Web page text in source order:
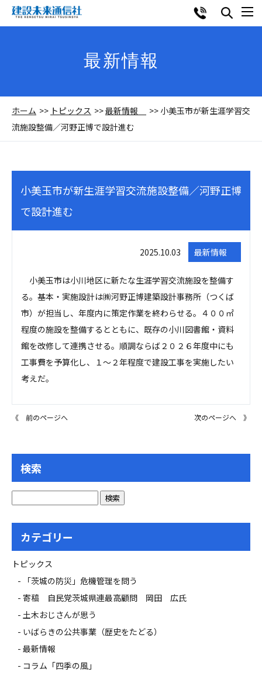
最新情報
ホーム トピックス 最新情報
小美玉市が新生涯学習交
流施設整備／河野正博で設計進む
小美玉市が新生涯学習交流施設整備／河野正博
で設計進む
2025.10.03 最新情報
小美玉市は小川地区に新たな生涯学習交流施設を整備す
る。基本・実施設計は㈱河野正博建築設計事務所（つくば
市）が担当し、年度内に策定作業を終わらせる。４００㎡
程度の施設を整備するとともに、既存の小川図書館・資料
館を改修して連携させる。順調ならば２０２６年度中にも
工事費を予算化し、１～２年程度で建設工事を実施したい
考えだ。
《 前のページへ 次のページへ 》
検索
カテゴリー
トピックス
「茨城の防災」危機管理を問う
寄稿 自民党茨城県連最高顧問 岡田 広氏
土木おじさんが思う
いばらきの公共事業（歴史をたどる）
最新情報
コラム「四季の風」